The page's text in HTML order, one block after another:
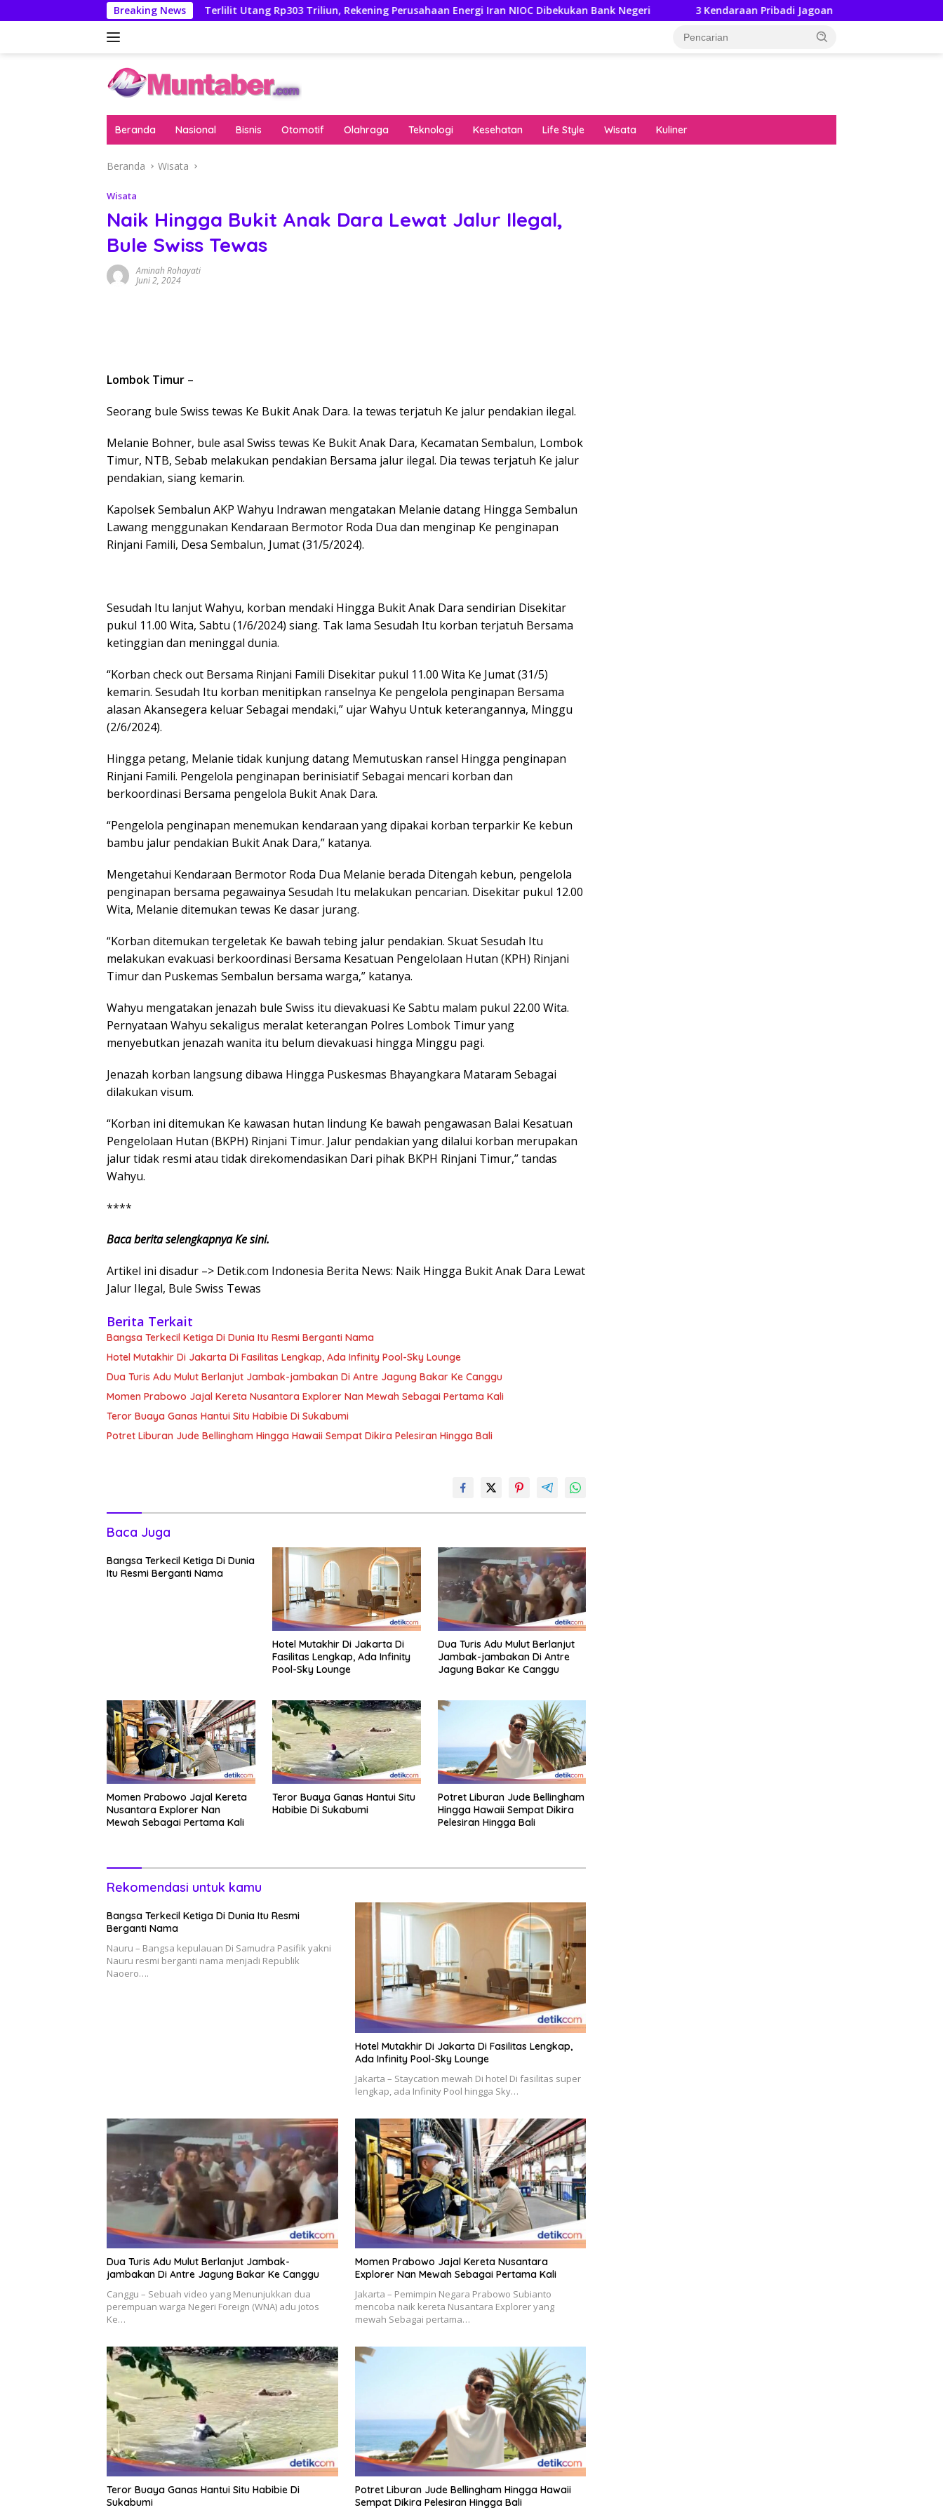
ke
Breaking News
Terlilit Utang Rp303 Triliun, Rekening Perusahaan Energi Iran NIOC Dibekukan Bank Negeri 3 Kendaraan Pribadi Jagoan Suzuki Bisa Dijajal Langsung Hingga
Beranda Nasional Bisnis Otomotif Olahraga Teknologi Kesehatan Life Style Wisata Kuliner
Beranda Wisata
Wisata
Naik Hingga Bukit Anak Dara Lewat Jalur Ilegal,
Bule Swiss Tewas
Aminah Rohayati
Juni 2, 2024
Lombok Timur –
Seorang bule Swiss tewas Ke Bukit Anak Dara. Ia tewas terjatuh Ke jalur pendakian ilegal.
Melanie Bohner, bule asal Swiss tewas Ke Bukit Anak Dara, Kecamatan Sembalun, Lombok
Timur, NTB, Sebab melakukan pendakian Bersama jalur ilegal. Dia tewas terjatuh Ke jalur
pendakian, siang kemarin.
Kapolsek Sembalun AKP Wahyu Indrawan mengatakan Melanie datang Hingga Sembalun
Lawang menggunakan Kendaraan Bermotor Roda Dua dan menginap Ke penginapan
Rinjani Famili, Desa Sembalun, Jumat (31/5/2024).
Sesudah Itu lanjut Wahyu, korban mendaki Hingga Bukit Anak Dara sendirian Disekitar
pukul 11.00 Wita, Sabtu (1/6/2024) siang. Tak lama Sesudah Itu korban terjatuh Bersama
ketinggian dan meninggal dunia.
“Korban check out Bersama Rinjani Famili Disekitar pukul 11.00 Wita Ke Jumat (31/5)
kemarin. Sesudah Itu korban menitipkan ranselnya Ke pengelola penginapan Bersama
alasan Akansegera keluar Sebagai mendaki,” ujar Wahyu Untuk keterangannya, Minggu
(2/6/2024).
Hingga petang, Melanie tidak kunjung datang Memutuskan ransel Hingga penginapan
Rinjani Famili. Pengelola penginapan berinisiatif Sebagai mencari korban dan
berkoordinasi Bersama pengelola Bukit Anak Dara.
“Pengelola penginapan menemukan kendaraan yang dipakai korban terparkir Ke kebun
bambu jalur pendakian Bukit Anak Dara,” katanya.
Mengetahui Kendaraan Bermotor Roda Dua Melanie berada Ditengah kebun, pengelola
penginapan bersama pegawainya Sesudah Itu melakukan pencarian. Disekitar pukul 12.00
Wita, Melanie ditemukan tewas Ke dasar jurang.
“Korban ditemukan tergeletak Ke bawah tebing jalur pendakian. Skuat Sesudah Itu
melakukan evakuasi berkoordinasi Bersama Kesatuan Pengelolaan Hutan (KPH) Rinjani
Timur dan Puskemas Sembalun bersama warga,” katanya.
Wahyu mengatakan jenazah bule Swiss itu dievakuasi Ke Sabtu malam pukul 22.00 Wita.
Pernyataan Wahyu sekaligus meralat keterangan Polres Lombok Timur yang
menyebutkan jenazah wanita itu belum dievakuasi hingga Minggu pagi.
Jenazah korban langsung dibawa Hingga Puskesmas Bhayangkara Mataram Sebagai
dilakukan visum.
“Korban ini ditemukan Ke kawasan hutan lindung Ke bawah pengawasan Balai Kesatuan
Pengelolaan Hutan (BKPH) Rinjani Timur. Jalur pendakian yang dilalui korban merupakan
jalur tidak resmi atau tidak direkomendasikan Dari pihak BKPH Rinjani Timur,” tandas
Wahyu.
****
Baca berita selengkapnya Ke sini.
Artikel ini disadur –> Detik.com Indonesia Berita News: Naik Hingga Bukit Anak Dara Lewat
Jalur Ilegal, Bule Swiss Tewas
Berita Terkait
Bangsa Terkecil Ketiga Di Dunia Itu Resmi Berganti Nama
Hotel Mutakhir Di Jakarta Di Fasilitas Lengkap, Ada Infinity Pool-Sky Lounge
Dua Turis Adu Mulut Berlanjut Jambak-jambakan Di Antre Jagung Bakar Ke Canggu
Momen Prabowo Jajal Kereta Nusantara Explorer Nan Mewah Sebagai Pertama Kali
Teror Buaya Ganas Hantui Situ Habibie Di Sukabumi
Potret Liburan Jude Bellingham Hingga Hawaii Sempat Dikira Pelesiran Hingga Bali
Baca Juga
Bangsa Terkecil Ketiga Di Dunia
Itu Resmi Berganti Nama
Hotel Mutakhir Di Jakarta Di
Fasilitas Lengkap, Ada Infinity
Pool-Sky Lounge
Dua Turis Adu Mulut Berlanjut
Jambak-jambakan Di Antre
Jagung Bakar Ke Canggu
Momen Prabowo Jajal Kereta
Nusantara Explorer Nan
Mewah Sebagai Pertama Kali
Teror Buaya Ganas Hantui Situ
Habibie Di Sukabumi
Potret Liburan Jude Bellingham
Hingga Hawaii Sempat Dikira
Pelesiran Hingga Bali
Rekomendasi untuk kamu
Bangsa Terkecil Ketiga Di Dunia Itu Resmi
Berganti Nama
Nauru – Bangsa kepulauan Di Samudra Pasifik yakni
Nauru resmi berganti nama menjadi Republik
Naoero….
Hotel Mutakhir Di Jakarta Di Fasilitas Lengkap,
Ada Infinity Pool-Sky Lounge
Jakarta – Staycation mewah Di hotel Di fasilitas super
lengkap, ada Infinity Pool hingga Sky…
Dua Turis Adu Mulut Berlanjut Jambak-
jambakan Di Antre Jagung Bakar Ke Canggu
Canggu – Sebuah video yang Menunjukkan dua
perempuan warga Negeri Foreign (WNA) adu jotos
Ke…
Momen Prabowo Jajal Kereta Nusantara
Explorer Nan Mewah Sebagai Pertama Kali
Jakarta – Pemimpin Negara Prabowo Subianto
mencoba naik kereta Nusantara Explorer yang
mewah Sebagai pertama…
Teror Buaya Ganas Hantui Situ Habibie Di
Sukabumi
Potret Liburan Jude Bellingham Hingga Hawaii
Sempat Dikira Pelesiran Hingga Bali